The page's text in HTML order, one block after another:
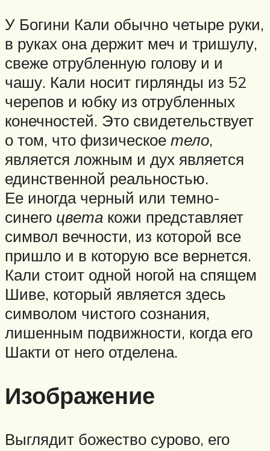
У Богини Кали обычно четыре руки,
в руках она держит меч и тришулу,
свеже отрубленную голову и и
чашу. Кали носит гирлянды из 52
черепов и юбку из отрубленных
конечностей. Это свидетельствует
о том, что физическое тело,
является ложным и дух является
единственной реальностью.
Ее иногда черный или темно-
синего цвета кожи представляет
символ вечности, из которой все
пришло и в которую все вернется.
Кали стоит одной ногой на спящем
Шиве, который является здесь
символом чистого сознания,
лишенным подвижности, когда его
Шакти от него отделена.
Изображение
Выглядит божество сурово, его